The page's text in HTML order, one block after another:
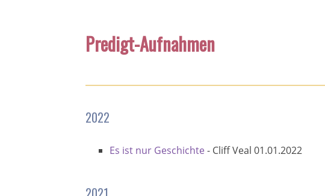
Predigt-Aufnahmen
2022
Es ist nur Geschichte- Cliff Veal 01.01.2022